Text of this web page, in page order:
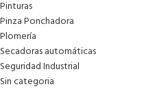
Pinturas
Pinza Ponchadora
Plomería
Secadoras automáticas
Seguridad Industrial
Sin categoria